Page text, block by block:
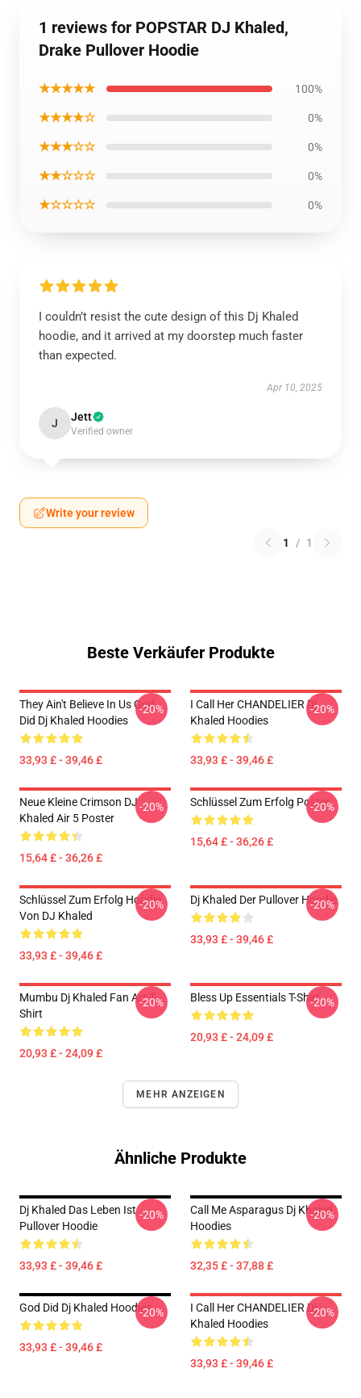
1 reviews for POPSTAR DJ Khaled,
Drake Pullover Hoodie
★★★★★ 100%
★★★★☆ 0%
★★★☆☆ 0%
★★☆☆☆ 0%
★☆☆☆☆ 0%
I couldn’t resist the cute design of this Dj Khaled
hoodie, and it arrived at my doorstep much faster
than expected.
Apr 10, 2025
J Jett
Verified owner
Write your review
1 / 1
Beste Verkäufer Produkte
They Ain't Believe In Us God
Did Dj Khaled Hoodies
33,93 £ - 39,46 £
-20%
I Call Her CHANDELIER Dj
Khaled Hoodies
33,93 £ - 39,46 £
-20%
Neue Kleine Crimson DJ
Khaled Air 5 Poster
15,64 £ - 36,26 £
-20% Schlüssel Zum Erfolg Poster
15,64 £ - 36,26 £
-20%
Schlüssel Zum Erfolg Hoodie
Von DJ Khaled
33,93 £ - 39,46 £
-20% Dj Khaled Der Pullover Hoodie
33,93 £ - 39,46 £
-20%
Mumbu Dj Khaled Fan Art T-
Shirt
20,93 £ - 24,09 £
-20% Bless Up Essentials T-Shirt
20,93 £ - 24,09 £
-20%
MEHR ANZEIGEN
Ähnliche Produkte
Dj Khaled Das Leben Ist
Pullover Hoodie
33,93 £ - 39,46 £
-20%
Call Me Asparagus Dj Khaled
Hoodies
32,35 £ - 37,88 £
-20%
God Did Dj Khaled Hoodies
33,93 £ - 39,46 £
-20%
I Call Her CHANDELIER Dj
Khaled Hoodies
33,93 £ - 39,46 £
-20%